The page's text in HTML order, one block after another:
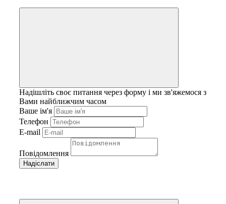
Надішліть своє питання через форму і ми зв'яжемося з
Вами найближчим часом
Ваше ім'я
Телефон
E-mail
Повідомлення